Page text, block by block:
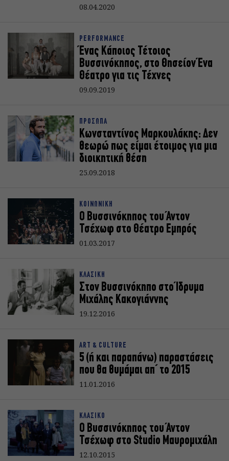
08.04.2020
PERFORMANCE
Ένας Κάποιος Τέτοιος
Βυσσινόκηπος, στο Θησείον Ένα
Θέατρο για τις Τέχνες
09.09.2019
ΠΡΟΣΩΠΑ
Κωνσταντίνος Μαρκουλάκης: Δεν
θεωρώ πως είμαι έτοιμος για μια
διοικητική θέση
25.09.2018
ΚΟΙΝΩΝΙΚΗ
Ο Βυσσινόκηπος του Άντον
Τσέχωφ στο Θέατρο Εμπρός
01.03.2017
ΚΛΑΣΙΚΗ
Στον Βυσσινόκηπο στο Ίδρυμα
Μιχάλης Κακογιάννης
19.12.2016
ART & CULTURE
5 (ή και παραπάνω) παραστάσεις
που θα θυμάμαι απ΄ το 2015
11.01.2016
ΚΛΑΣΙΚΟ
Ο Βυσσινόκηπος του Άντον
Τσέχωφ στο Studio Μαυρομιχάλη
12.10.2015